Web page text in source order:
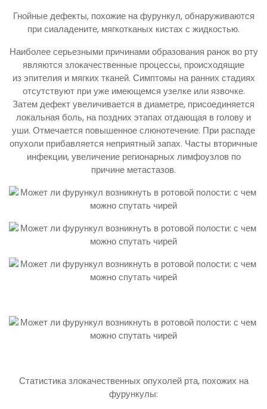
Гнойные дефекты, похожие на фурункул, обнаруживаются
при сиаладените, мягкотканых кистах с жидкостью.
Наиболее серьезными причинами образования ранок во рту
являются злокачественные процессы, происходящие
из эпителия и мягких тканей. Симптомы на ранних стадиях
отсутствуют при уже имеющемся узелке или язвочке.
Затем дефект увеличивается в диаметре, присоединяется
локальная боль, на поздних этапах отдающая в голову и
уши. Отмечается повышенное слюнотечение. При распаде
опухоли прибавляется неприятный запах. Часты вторичные
инфекции, увеличение регионарных лимфоузлов по
причине метастазов.
Статистика злокачественных опухолей рта, похожих на
фурункулы: